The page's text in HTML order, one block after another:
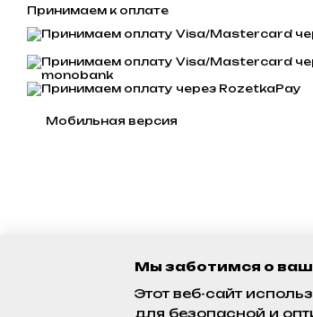
Принимаем к оплате
Мобильная версия
Мы заботимся о
Этот веб-сайт
для безопасной и